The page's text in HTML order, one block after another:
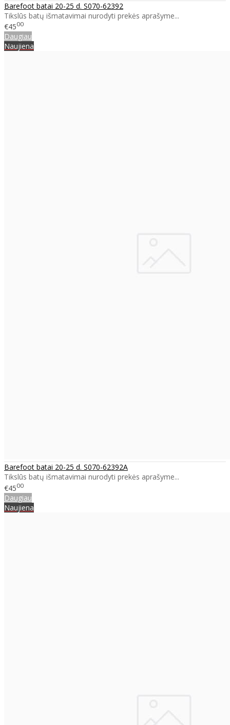
Barefoot batai 20-25 d. S070-62392
Tikslūs batų išmatavimai nurodyti prekės aprašyme...
€4500
Daugiau
Naujiena
Barefoot batai 20-25 d. S070-62392A
Tikslūs batų išmatavimai nurodyti prekės aprašyme...
€4500
Daugiau
Naujiena